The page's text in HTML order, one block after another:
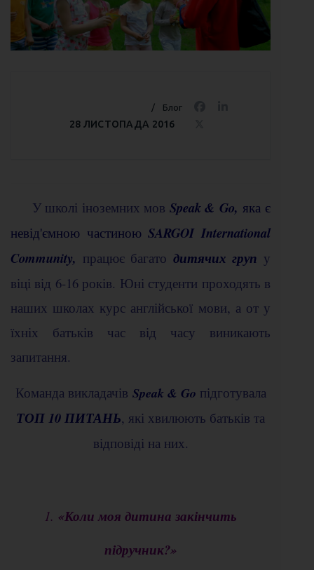
Блог
28 ЛИСТОПАДА 2016
У школі іноземних мов Speak & Go,яка є
невід'ємною частиноюSARGOI International
Community, працює багато дитячих груп у
віці від 6-16 років. Юні студенти проходять в
наших школах курс англійської мови, а от у
їхніх батьків час від часу виникають
запитання.
Команда викладачів Speak & Go підготувала
ТОП 10 ПИТАНЬ, які хвилюють батьків та
відповіді на них.
1. «Коли моя дитина закінчить
підручник?»